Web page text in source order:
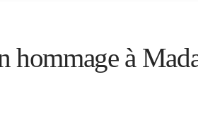
hommage à